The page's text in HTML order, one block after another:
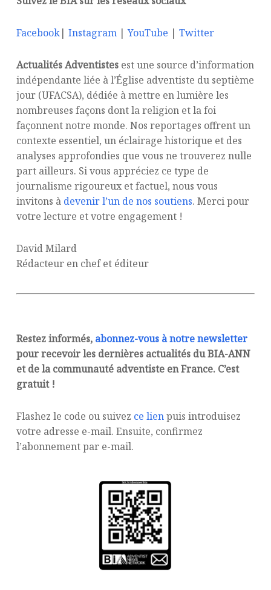
Facebook| Instagram|YouTube | Twitter
Actualités Adventistesest une source d’information
indépendante liée à l’Église adventiste du septième
jour (UFACSA), dédiée à mettre en lumière les
nombreuses façons dont la religion et la foi
façonnent notre monde. Nos reportages offrent un
contexte essentiel, un éclairage historique et des
analyses approfondies que vous ne trouverez nulle
part ailleurs. Si vous appréciez ce type de
journalisme rigoureux et factuel, nous vous
invitons à devenir l’un de nos soutiens. Merci pour
votre lecture et votre engagement !
David Milard
Rédacteur en chef et éditeur
Restez informés, abonnez-vous à notre newsletter
pour recevoir les dernières actualités du BIA-ANN
et de la communauté adventiste en France. C’est
gratuit !
Flashez le code ou suivez ce lienpuis introduisez
votre adresse e-mail. Ensuite, confirmez
l’abonnement par e-mail.